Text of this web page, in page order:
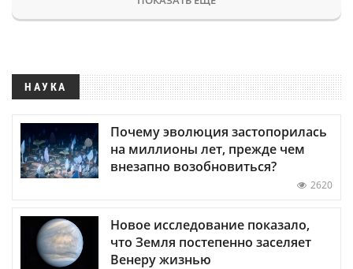
НАУКА
Почему эволюция застопорилась
на миллионы лет, прежде чем
внезапно возобновиться?
2620
Новое исследование показало,
что Земля постепенно заселяет
Венеру жизнью